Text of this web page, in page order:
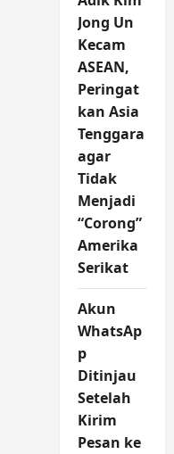
Jong Un
Kecam
ASEAN,
Peringat
kan Asia
Tenggara
agar
Tidak
Menjadi
“Corong”
Amerika
Serikat
Akun
WhatsAp
p
Ditinjau
Setelah
Kirim
Pesan ke